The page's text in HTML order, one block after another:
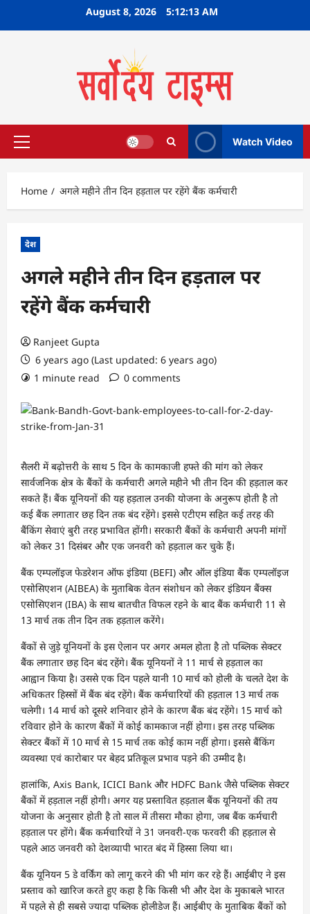
August 8, 2026 5:12:14 AM
Primary
Watch Video
Home अगले महीने तीन दिन हड़ताल पर रहेंगे बैंक कर्मचारी
देश
अगले महीने तीन दिन हड़ताल पर
रहेंगे बैंक कर्मचारी
Ranjeet Gupta
6 years ago (Last updated: 6 years ago)
1 minute read
0 comments
सैलरी में बढ़ोत्तरी के साथ 5 दिन के कामकाजी हफ्ते की मांग को लेकर
सार्वजनिक क्षेत्र के बैंकों के कर्मचारी अगले महीने भी तीन दिन की हड़ताल कर
सकते हैं। बैंक यूनियनों की यह हड़ताल उनकी योजना के अनुरूप होती है तो
कई बैंक लगातार छह दिन तक बंद रहेंगे। इससे एटीएम सहित कई तरह की
बैंकिंग सेवाएं बुरी तरह प्रभावित होंगी। सरकारी बैंकों के कर्मचारी अपनी मांगों
को लेकर 31 दिसंबर और एक जनवरी को हड़ताल कर चुके हैं।
बैंक एम्पलॉइज फेडरेशन ऑफ इंडिया (BEFI) और ऑल इंडिया बैंक एम्पलॉइज
एसोसिएशन (AIBEA) के मुताबिक वेतन संशोधन को लेकर इंडियन बैंक्स
एसोसिएशन (IBA) के साथ बातचीत विफल रहने के बाद बैंक कर्मचारी 11 से
13 मार्च तक तीन दिन तक हड़ताल करेंगे।
बैंकों से जुड़े यूनियनों के इस ऐलान पर अगर अमल होता है तो पब्लिक सेक्टर
बैंक लगातार छह दिन बंद रहेंगे। बैंक यूनियनों ने 11 मार्च से हड़ताल का
आह्वान किया है। उससे एक दिन पहले यानी 10 मार्च को होली के चलते देश के
अधिकतर हिस्सों में बैंक बंद रहेंगे। बैंक कर्मचारियों की हड़ताल 13 मार्च तक
चलेगी। 14 मार्च को दूसरे शनिवार होने के कारण बैंक बंद रहेंगे। 15 मार्च को
रविवार होने के कारण बैंकों में कोई कामकाज नहीं होगा। इस तरह पब्लिक
सेक्टर बैंकों में 10 मार्च से 15 मार्च तक कोई काम नहीं होगा। इससे बैंकिंग
व्यवस्था एवं कारोबार पर बेहद प्रतिकूल प्रभाव पड़ने की उम्मीद है।
हालांकि, Axis Bank, ICICI Bank और HDFC Bank जैसे पब्लिक सेक्टर
बैंकों में हड़ताल नहीं होगी। अगर यह प्रस्तावित हड़ताल बैंक यूनियनों की तय
योजना के अनुसार होती है तो साल में तीसरा मौका होगा, जब बैंक कर्मचारी
हड़ताल पर होंगे। बैंक कर्मचारियों ने 31 जनवरी-एक फरवरी की हड़ताल से
पहले आठ जनवरी को देशव्यापी भारत बंद में हिस्सा लिया था।
बैंक यूनियन 5 डे वर्किंग को लागू करने की भी मांग कर रहे हैं। आईबीए ने इस
प्रस्ताव को खारिज करते हुए कहा है कि किसी भी और देश के मुकाबले भारत
में पहले से ही सबसे ज्यादा पब्लिक होलीडेज हैं। आईबीए के मुताबिक बैंकों को